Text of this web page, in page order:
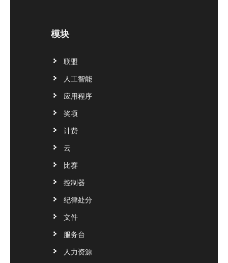
模块
联盟
人工智能
应用程序
奖项
计费
云
比赛
控制器
纪律处分
文件
服务台
人力资源